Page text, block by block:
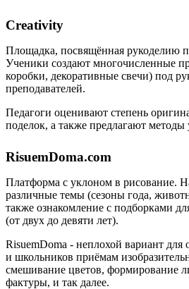
Creativity
Площадка, посвящённая рукоделию
Ученики создают многочисленные
коробки, декоративные свечи) под
преподавателей.
Педагоги оценивают степень
поделок, а также предлагают
RisuemDoma.com
Платформа с уклоном в рисование.
различные темы (сезоны года,
также ознакомление с подборками
(от двух до девяти лет).
RisuemDoma - неплохой вариант для
и школьников приёмам
смешивание цветов, формирование
фактуры, и так далее.